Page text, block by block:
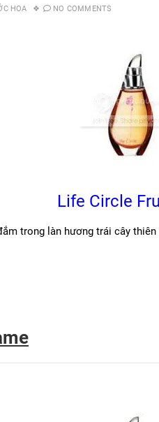
HOA NO COMMENTS
Life Circle
trong làn hương trái cây